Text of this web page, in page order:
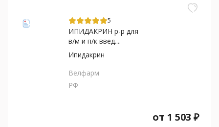
5
ИПИДАКРИН р-р для
в/м и п/к введ....
Ипидакрин
Велфарм
РФ
от 1 503 ₽